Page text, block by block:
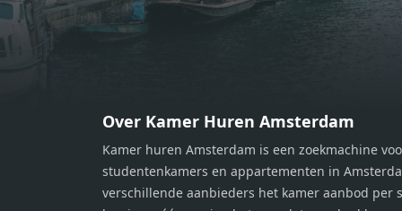
werkplek, een logeerkamer of een
persoonlijke slaapkamer. De
gemak en privacy. Gelegen in een
Zaandam, bevindt de woning zich
op een perfecte locatie. Winkels,
openbaar vervoer en uitvalswegen
op
Over Kamer Huren Amsterdam
Kamer huren Amsterdam is een zoekmachine
studentenkamers en appartementen in
verschillende aanbieders het kamer aanbod per